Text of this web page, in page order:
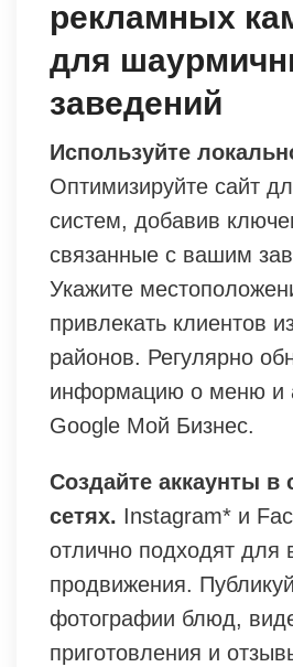
рекламных
для
заведений
Используйте
Оптимизируйте сайт
систем, добавив
связанные с вашим
Укажите
привлекать клиентов
районов. Регулярно
информацию о меню и
Google Мой Бизнес.
Создайте аккаунты в
сетях. Instagram* и
отлично подходят для
продвижения.
фотографии блюд,
приготовления и